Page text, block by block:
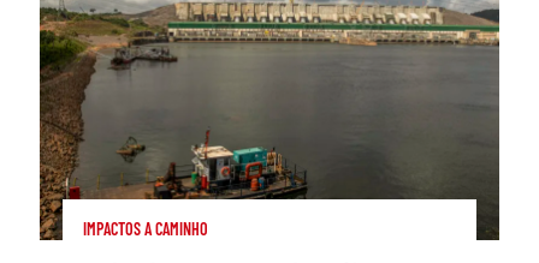
IMPACTOS A CAMINHO